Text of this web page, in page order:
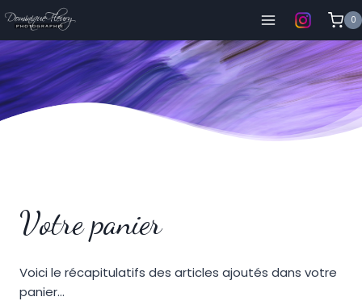
Aller
contenu
0
Votre panier
Voici le récapitulatifs des articles ajoutés dans votre
panier…